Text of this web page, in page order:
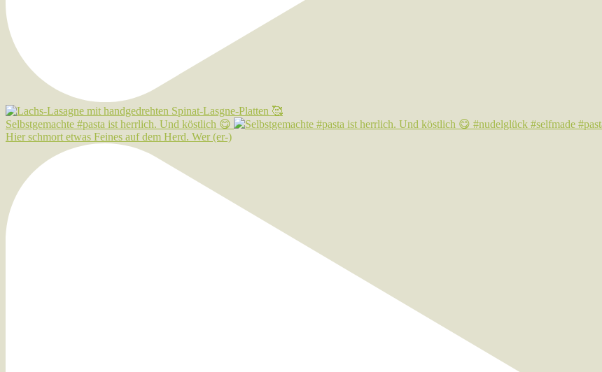
Selbstgemachte #pasta ist herrlich. Und köstlich 😋
Hier schmort etwas Feines auf dem Herd. Wer (er-)